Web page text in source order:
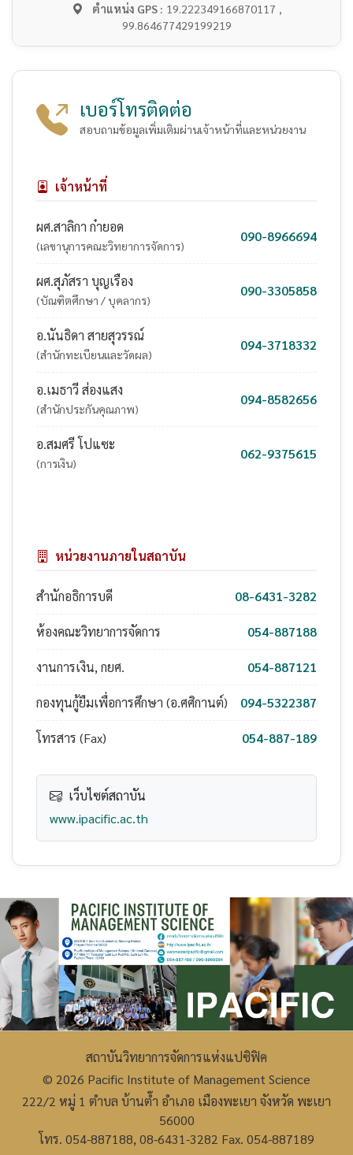
ตำแหน่ง GPS : 19.222349166870117 ,
99.864677429199219
เบอร์โทรติดต่อ
สอบถามข้อมูลเพิ่มเติมผ่านเจ้าหน้าที่และหน่วยงาน
เจ้าหน้าที่
ผศ.สาลิกา ก๋ายอด
(เลขานุการคณะวิทยาการจัดการ)
090-8966694
ผศ.สุภัสรา บุญเรือง
(บัณฑิตศึกษา / บุคลากร)
090-3305858
อ.นันธิดา สายสุวรรณ์
(สำนักทะเบียนและวัดผล)
094-3718332
อ.เมธาวี ส่องแสง
(สำนักประกันคุณภาพ)
094-8582656
อ.สมศรี โปแซะ
(การเงิน)
062-9375615
หน่วยงานภายในสถาบัน
สำนักอธิการบดี 08-6431-3282
ห้องคณะวิทยาการจัดการ 054-887188
งานการเงิน, กยศ. 054-887121
กองทุนกู้ยืมเพื่อการศึกษา (อ.ศศิกานต์) 094-5322387
โทรสาร (Fax) 054-887-189
เว็บไซต์สถาบัน
www.ipacific.ac.th
สถาบันวิทยาการจัดการแห่งแปซิฟิค
© 2026 Pacific Institute of Management Science
222/2 หมู่ 1 ตำบล บ้านต๊ำ อำเภอ เมืองพะเยา จังหวัด พะเยา
56000
โทร. 054-887188, 08-6431-3282 Fax. 054-887189